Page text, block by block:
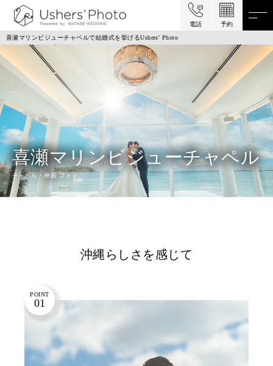
電話 予約
喜瀬マリンビジューチャペルで結婚式を挙げるUshers' Photo
喜瀬マリンビジューチャペル
チャペル・神殿 フォト
沖縄らしさを感じて
POINT
01